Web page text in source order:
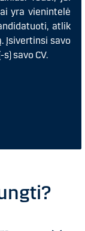
yra vienintelė
atlik
Įsivertinsi savo
savo CV.